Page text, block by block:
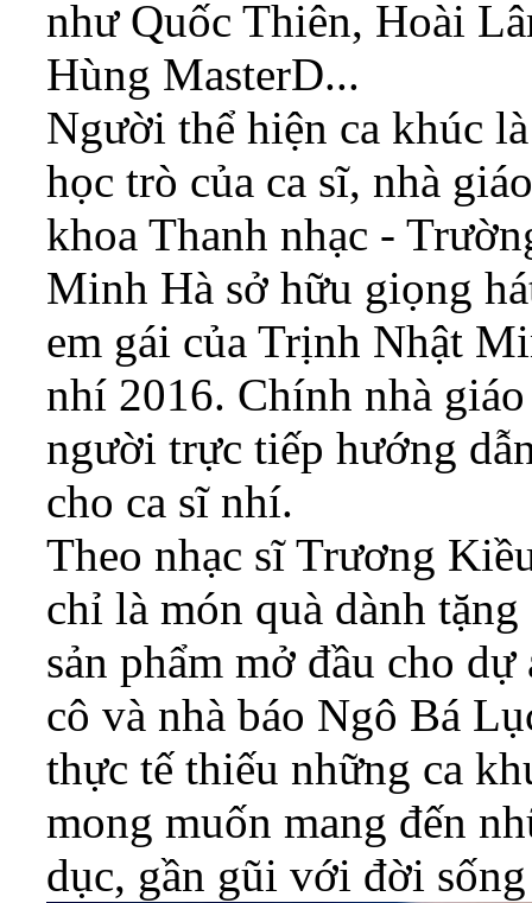
như Quốc Thiên, Hoài
Hùng MasterD...
Người thể hiện ca khúc
học trò của ca sĩ, nhà
khoa Thanh nhạc -
Minh Hà sở hữu giọng
em gái của Trịnh Nhật
nhí 2016. Chính nhà
người trực tiếp hướng
cho ca sĩ nhí.
Theo nhạc sĩ Trương
chỉ là món quà dành
sản phẩm mở đầu cho
cô và nhà báo Ngô Bá
thực tế thiếu những ca
mong muốn mang đến
dục, gần gũi với đời